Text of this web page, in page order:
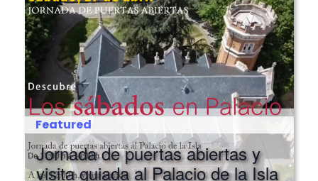
Featured
Jornada de puertas abiertas y
visita guiada al Palacio de la Isla